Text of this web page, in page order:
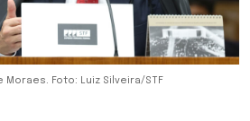
Moraes. Foto: Luiz Silveira/STF